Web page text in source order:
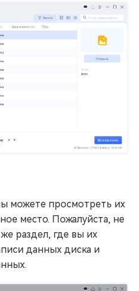
можете просмотреть их
место. Пожалуйста, не
раздел, где вы их
данных диска и